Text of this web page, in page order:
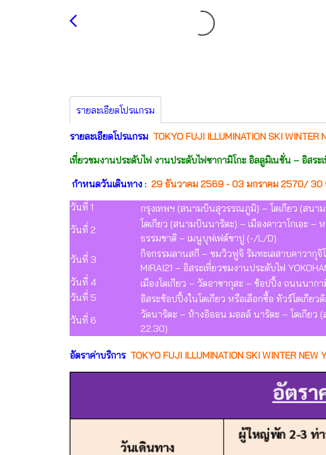
รายละเอียดโปรแกรม
รายละเอียดโปรแกรม TOKYO FUJI ILLUMINATION SKI WINTER
เที่ยวชมงานประดับไฟ งานประดับไฟซากามิโกะ อิลลูมิเนชั่น – อิสระ
กำหนดวันเดินทาง : 29 ธันวาคม 2569 - 03 มกราคม 2570/ 30
วันที่ 1
กรุงเทพฯ (สนามบินสุวรรณภูมิ) – โตเกียว (สน
วันที่ 2
โตเกียว (สนามบินนาริตะ) – เมืองคาวาโกเอะ –
ธรรมชาติ – เมนูบุฟเฟต์ขาปู (-/L/D)
วันที่ 3
กิจกรรมลานสกี – ชมวิวฟูจิ ริมทะเลสาบคาวากุจิ
MIRAI21 – อิสระเที่ยวชมงานประดับไฟ
วันที่ 4
เมืองโตเกียว – วัดอาซากุสะ – ช้อปปิ้ง ถนนนา
วันที่ 5
อิสระช้อปปิ้งในโตเกียว หรือเลือกซื้อ ทัวร์โตเกีย
วันที่ 6
วัดนาริตะ – ห้างอิออน มอลล์ นาริตะ – โตเกียว
22.30)
อัตราค่าบริการ TOKYO FUJI ILLUMINATION SKI WINTER NEW